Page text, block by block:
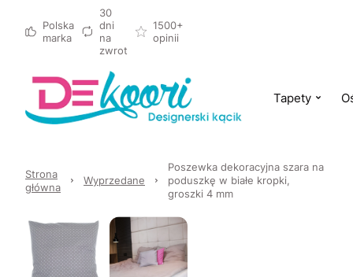
Polska
marka
30
dni
na
zwrot
1500+
opinii
Tapety
Strona
główna
Wyprzedane
Poszewka dekoracyjna szara na
poduszkę w białe kropki,
groszki 4 mm